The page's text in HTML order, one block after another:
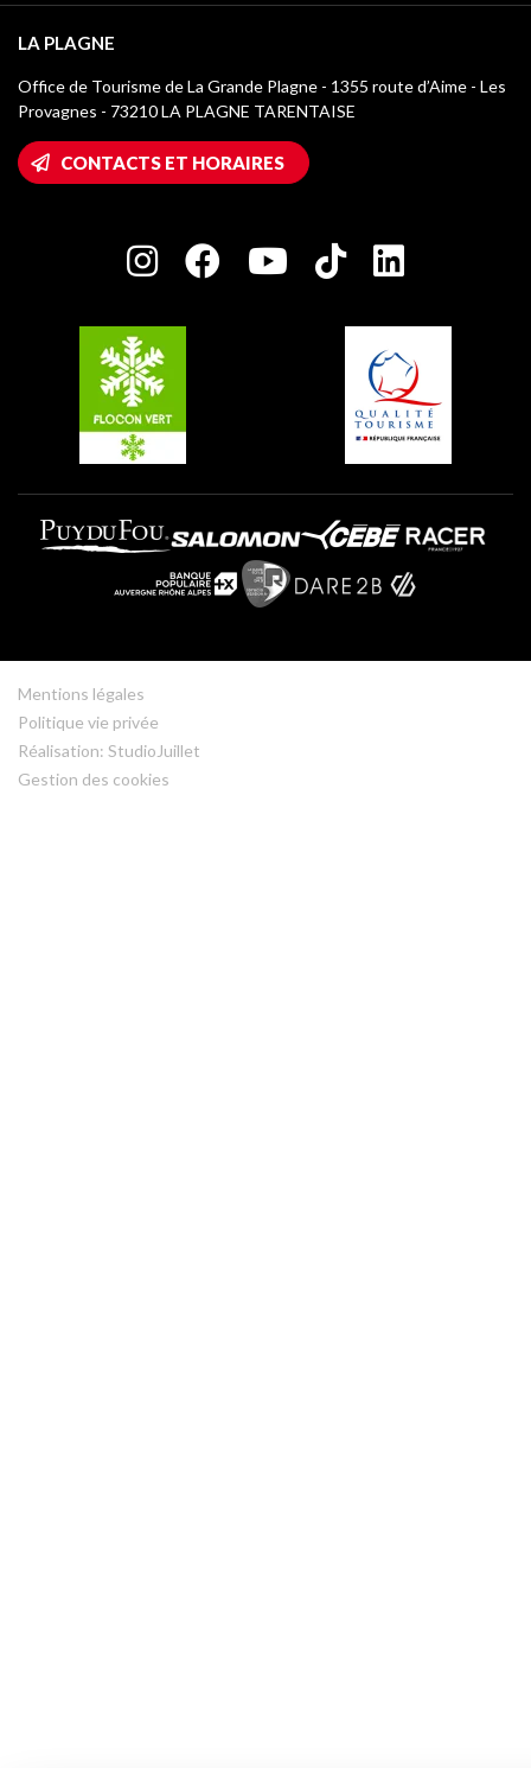
Taxe de séjour
Médiathèque
Logos La Plagne
Accès Wifi
Maison des Propriétaires
Charte des Acteurs Engagés
Montchavin - Les Coches
Champagny-en-Vanoise
Plagne 1800
Plagne Villages
Plagne Aime 2000
LA PLAGNE
Office de Tourisme de La Grande Plagne - 1355 route d’Aime - Les
Provagnes - 73210 LA PLAGNE TARENTAISE
CONTACTS ET HORAIRES
Mentions légales
Politique vie privée
Réalisation: StudioJuillet
Gestion des cookies